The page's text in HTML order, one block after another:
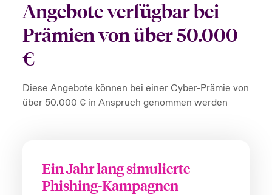
Angebote verfügbar bei
Prämien von über 50.000
€
Diese Angebote können bei einer Cyber-Prämie von
über 50.000 € in Anspruch genommen werden
Ein Jahr lang simulierte
Phishing-Kampagnen